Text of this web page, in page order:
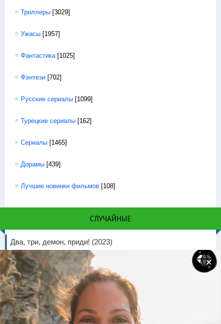
Триллеры [3029]
Ужасы [1957]
Фантастика [1025]
Фэнтези [702]
Русские сериалы [1099]
Турецкие сериалы [162]
Сериалы [1465]
Дорамы [439]
Лучшие новинки фильмов [108]
СЛУЧАЙНЫЕ
Два, три, демон, приди! (2023)
Просмотров 1462 | Скачано 0
Монстр (2021)
Просмотров 6463 | Скачано 0
Алхимия душ
Просмотров 15897 | Скачано 0
✕